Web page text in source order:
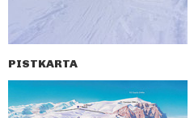
PISTKARTA